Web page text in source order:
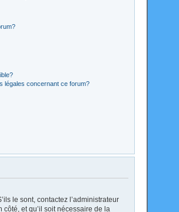
légales concernant ce forum?
le sont, contactez l’administrateur
et qu’il soit nécessaire de la